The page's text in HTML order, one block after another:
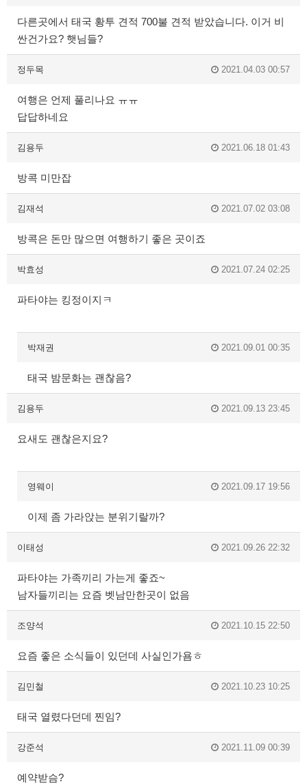
다른곳에서 태국 황투 견적 700불 견적 받았습니다. 이거 비
싼건가요? 햇님들?
정두목 2021.04.03 00:57
여행은 언제 풀리나요 ㅠㅠ
답답하네요
김용두 2021.06.18 01:43
방콕 미만잡
김재석 2021.07.02 03:08
방콕은 돈만 많으면 여행하기 좋은 곳이죠
박효성 2021.07.24 02:25
파타야는 킹정이지ㅋ
박재권 2021.09.01 00:35
태국 밤문화는 괜찮음?
김용두 2021.09.13 23:45
요새도 괜찮은지요?
영웨이 2021.09.17 19:56
이제 좀 가라앉는 분위기랄까?
이태성 2021.09.26 22:32
파타야는 가족끼리 가는게 좋죠~
남자들끼리는 요즘 벳남만한곳이 없음
조양석 2021.10.15 22:50
요즘 좋은 소식들이 있던데 사실인가욤ㅎ
김민철 2021.10.23 10:25
태국 열렸다던데 찐임?
강준석 2021.11.09 00:39
예약받슴?